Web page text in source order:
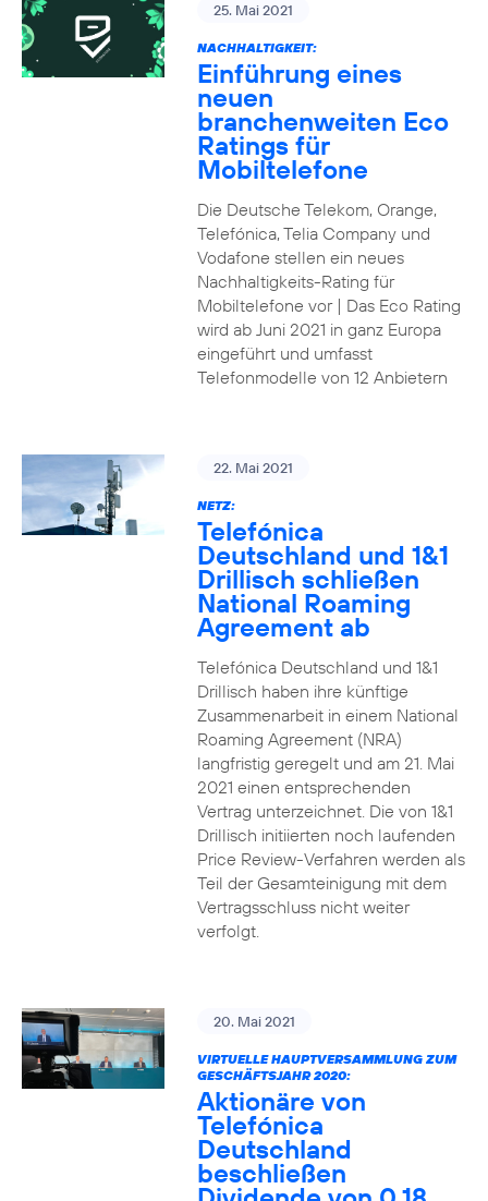
25. Mai 2021
NACHHALTIGKEIT:
Einführung eines
neuen
branchenweiten Eco
Ratings für
Mobiltelefone
Die Deutsche Telekom, Orange,
Telefónica, Telia Company und
Vodafone stellen ein neues
Nachhaltigkeits-Rating für
Mobiltelefone vor | Das Eco Rating
wird ab Juni 2021 in ganz Europa
eingeführt und umfasst
Telefonmodelle von 12 Anbietern
22. Mai 2021
NETZ:
Telefónica
Deutschland und 1&1
Drillisch schließen
National Roaming
Agreement ab
Telefónica Deutschland und 1&1
Drillisch haben ihre künftige
Zusammenarbeit in einem National
Roaming Agreement (NRA)
langfristig geregelt und am 21. Mai
2021 einen entsprechenden
Vertrag unterzeichnet. Die von 1&1
Drillisch initiierten noch laufenden
Price Review-Verfahren werden als
Teil der Gesamteinigung mit dem
Vertragsschluss nicht weiter
verfolgt.
20. Mai 2021
VIRTUELLE HAUPTVERSAMMLUNG ZUM
GESCHÄFTSJAHR 2020:
Aktionäre von
Telefónica
Deutschland
beschließen